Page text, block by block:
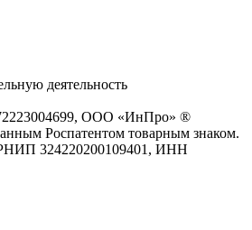
деятельность
ООО «ИнПро» ®
Роспатентом товарным знаком.
324220200109401, ИНН